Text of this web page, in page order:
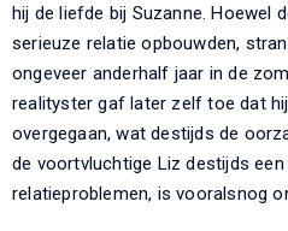
hij de liefde bij Suzanne. Hoewel
serieuze relatie opbouwden,
ongeveer anderhalf jaar in de
realityster gaf later zelf toe dat
overgegaan, wat destijds de
de voortvluchtige Liz destijds
relatieproblemen, is vooralsnog